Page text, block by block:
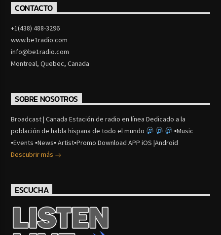
CONTACTO
+1(438) 488-3296
www.be1radio.com
info@be1radio.com
Montreal, Quebec, Canada
SOBRE NOSOTROS
Broadcast | Canada Estación de radio en línea Dedicado a la
población de habla hispana de todo el mundo
▪Music
▪Events ▪News▪ Artist▪Promo Download APP iOS |Android
Descubrir más
ESCUCHA